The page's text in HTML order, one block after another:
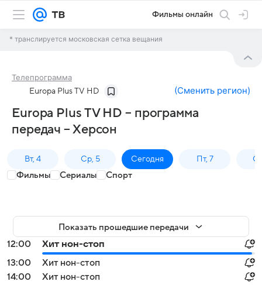
Фильмы онлайн
* транслируется московская сетка вещания
Телепрограмма
Europa Plus TV HD (Сменить регион)
Europa Plus TV HD – программа
передач – Херсон
Вт, 4 Ср, 5 Сегодня Пт, 7
Фильмы Сериалы Спорт
Показать прошедшие передачи
12:00
Хит нон-стоп
13:00
Хит нон-стоп
14:00
Хит нон-стоп